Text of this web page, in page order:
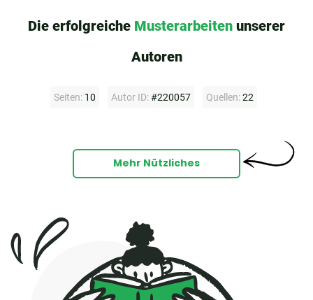
Die erfolgreiche Musterarbeiten unserer
Autoren
Seiten: 10 Autor ID:#220057 Quellen:22
Mehr Nützliches